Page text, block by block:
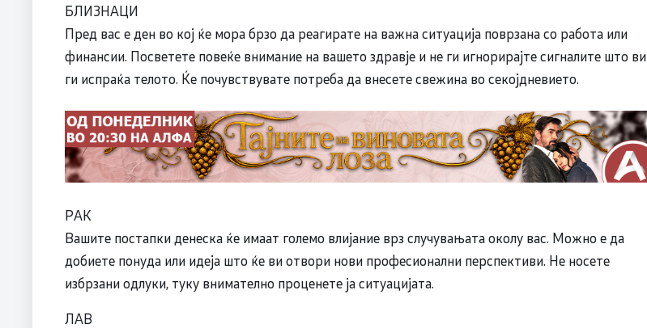
БЛИЗНАЦИ
Пред вас е ден во кој ќе мора брзо да реагирате на важна ситуација поврзана со работа или
финансии. Посветете повеќе внимание на вашето здравје и не ги игнорирајте сигналите што ви
ги испраќа телото. Ќе почувствувате потреба да внесете свежина во секојдневието.
РАК
Вашите постапки денеска ќе имаат големо влијание врз случувањата околу вас. Можно е да
добиете понуда или идеја што ќе ви отвори нови професионални перспективи. Не носете
избрзани одлуки, туку внимателно проценете ја ситуацијата.
ЛАВ